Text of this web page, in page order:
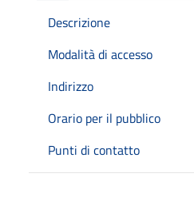
Descrizione
Modalità di accesso
Indirizzo
Orario per il pubblico
Punti di contatto